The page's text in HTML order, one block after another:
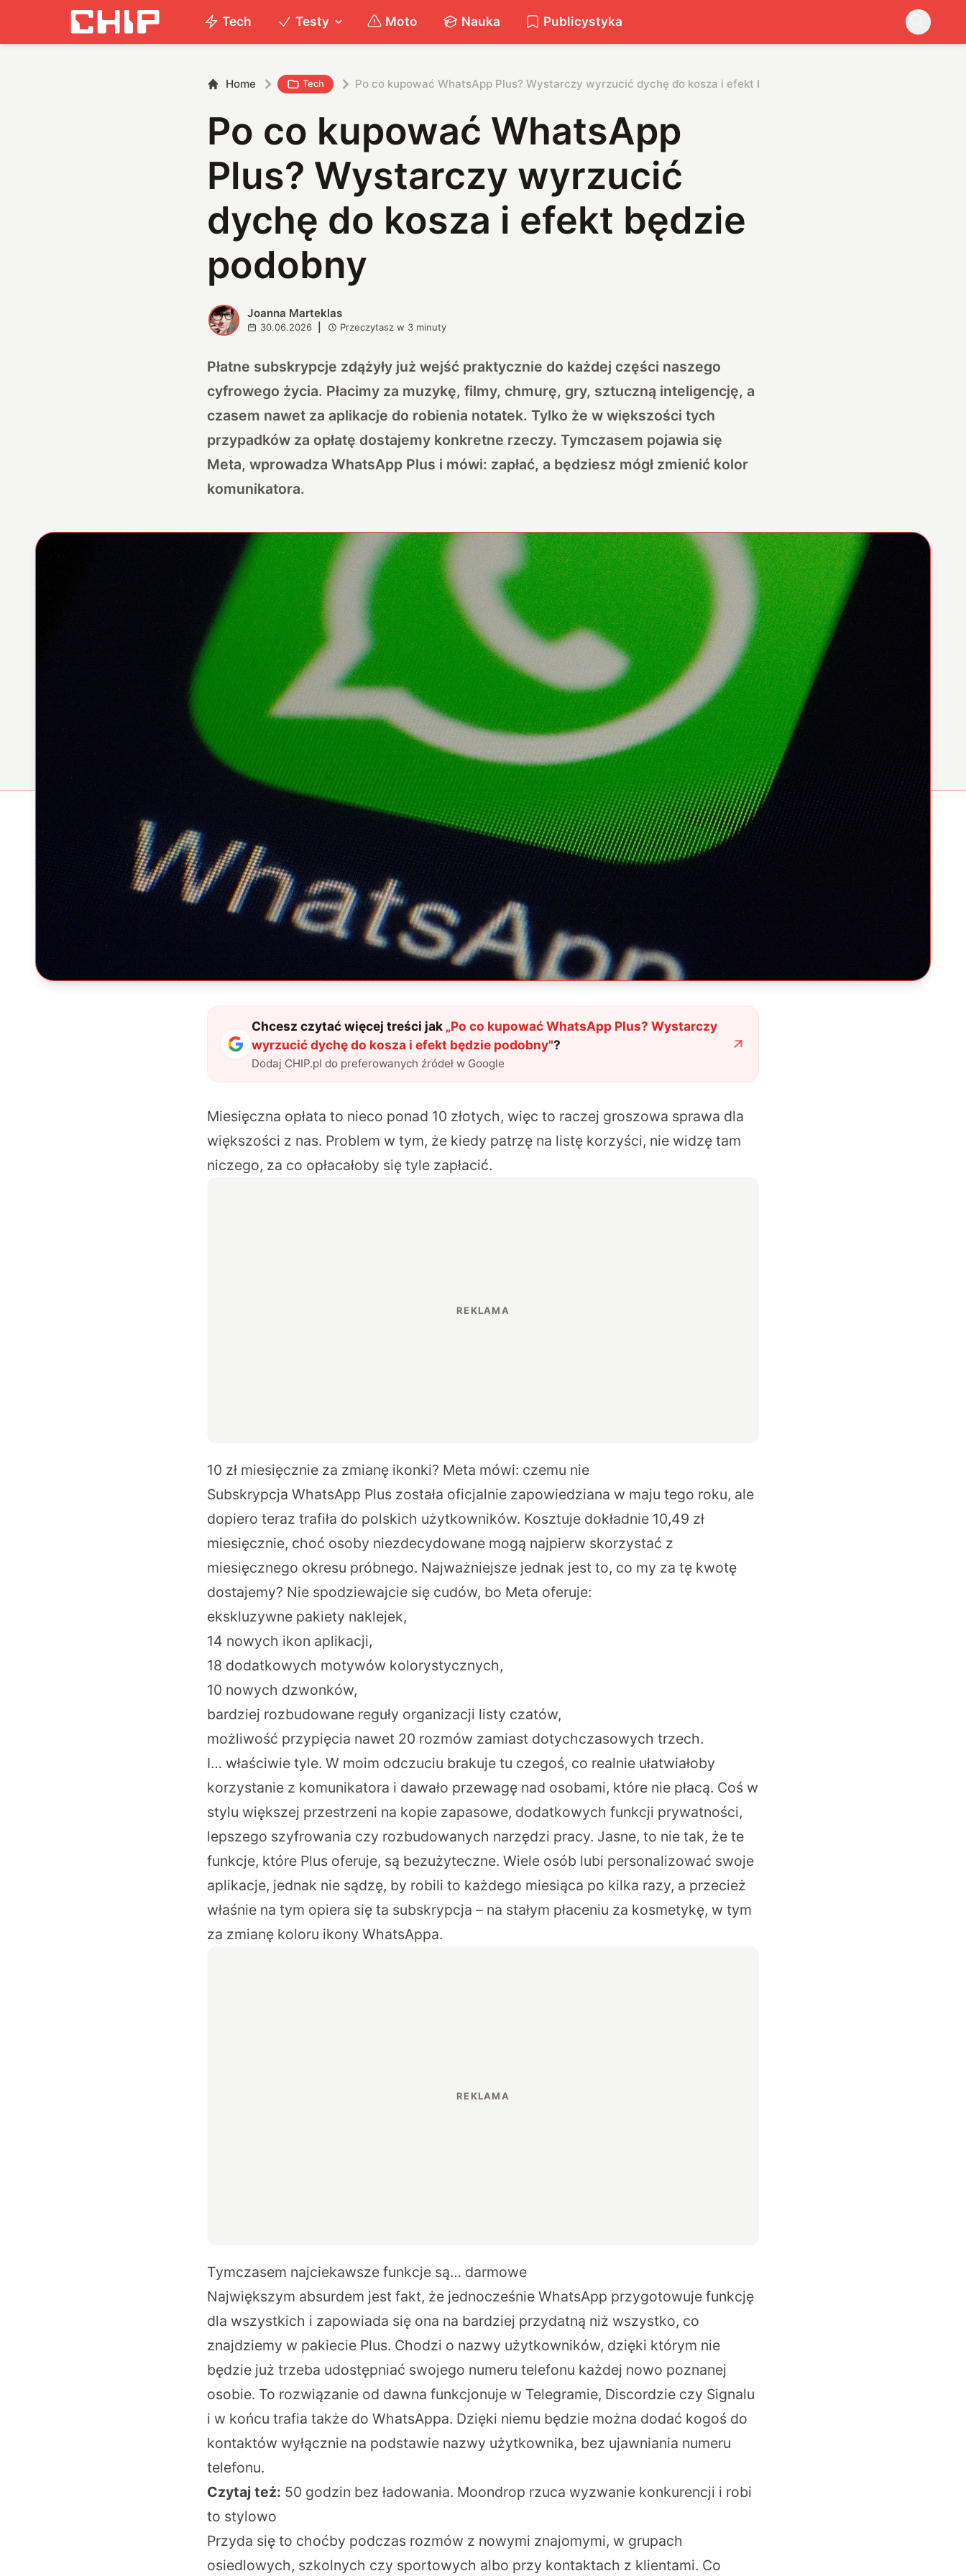
Tech Testy Moto Nauka Publicystyka
Home Tech Po co kupować WhatsApp Plus? Wystarczy wyrzucić dychę do kosza i efekt będzie podobny
Po co kupować WhatsApp
Plus? Wystarczy wyrzucić
dychę do kosza i efekt będzie
podobny
J Joanna Marteklas
30.06.2026 Przeczytasz w 3 minuty
Płatne subskrypcje zdążyły już wejść praktycznie do każdej części naszego
cyfrowego życia. Płacimy za muzykę, filmy, chmurę, gry, sztuczną inteligencję, a
czasem nawet za aplikacje do robienia notatek. Tylko że w większości tych
przypadków za opłatę dostajemy konkretne rzeczy. Tymczasem pojawia się
Meta, wprowadza WhatsApp Plus i mówi: zapłać, a będziesz mógł zmienić kolor
komunikatora.
Chcesz czytać więcej treści jak „Po co kupować WhatsApp Plus? Wystarczy
wyrzucić dychę do kosza i efekt będzie podobny"?
Dodaj CHIP.pl do preferowanych źródeł w Google
Miesięczna opłata to nieco ponad 10 złotych, więc to raczej groszowa sprawa dla
większości z nas. Problem w tym, że kiedy patrzę na listę korzyści, nie widzę tam
niczego, za co opłacałoby się tyle zapłacić.
10 zł miesięcznie za zmianę ikonki? Meta mówi: czemu nie
Subskrypcja WhatsApp Plus została oficjalnie zapowiedziana w maju tego roku, ale
dopiero teraz trafiła do polskich użytkowników. Kosztuje dokładnie 10,49 zł
miesięcznie, choć osoby niezdecydowane mogą najpierw skorzystać z
miesięcznego okresu próbnego. Najważniejsze jednak jest to, co my za tę kwotę
dostajemy? Nie spodziewajcie się cudów, bo Meta oferuje:
ekskluzywne pakiety naklejek,
14 nowych ikon aplikacji,
18 dodatkowych motywów kolorystycznych,
10 nowych dzwonków,
bardziej rozbudowane reguły organizacji listy czatów,
możliwość przypięcia nawet 20 rozmów zamiast dotychczasowych trzech.
I… właściwie tyle. W moim odczuciu brakuje tu czegoś, co realnie ułatwiałoby
korzystanie z komunikatora i dawało przewagę nad osobami, które nie płacą. Coś w
stylu większej przestrzeni na kopie zapasowe, dodatkowych funkcji prywatności,
lepszego szyfrowania czy rozbudowanych narzędzi pracy. Jasne, to nie tak, że te
funkcje, które Plus oferuje, są bezużyteczne. Wiele osób lubi personalizować swoje
aplikacje, jednak nie sądzę, by robili to każdego miesiąca po kilka razy, a przecież
właśnie na tym opiera się ta subskrypcja – na stałym płaceniu za kosmetykę, w tym
za zmianę koloru ikony WhatsAppa.
Tymczasem najciekawsze funkcje są… darmowe
Największym absurdem jest fakt, że jednocześnie WhatsApp przygotowuje funkcję
dla wszystkich i zapowiada się ona na bardziej przydatną niż wszystko, co
znajdziemy w pakiecie Plus. Chodzi o nazwy użytkowników, dzięki którym nie
będzie już trzeba udostępniać swojego numeru telefonu każdej nowo poznanej
osobie. To rozwiązanie od dawna funkcjonuje w Telegramie, Discordzie czy Signalu
i w końcu trafia także do WhatsAppa. Dzięki niemu będzie można dodać kogoś do
kontaktów wyłącznie na podstawie nazwy użytkownika, bez ujawniania numeru
telefonu.
Czytaj też: 50 godzin bez ładowania. Moondrop rzuca wyzwanie konkurencji i robi
to stylowo
Przyda się to choćby podczas rozmów z nowymi znajomymi, w grupach
osiedlowych, szkolnych czy sportowych albo przy kontaktach z klientami. Co